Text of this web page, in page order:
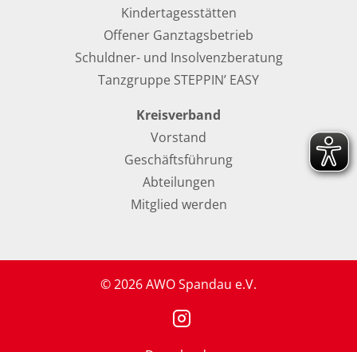
Kindertagesstätten
Offener Ganztagsbetrieb
Schuldner- und Insolvenzberatung
Tanzgruppe STEPPIN’ EASY
Kreisverband
Vorstand
Geschäftsführung
Abteilungen
Mitglied werden
© 2026 AWO Spandau e.V.